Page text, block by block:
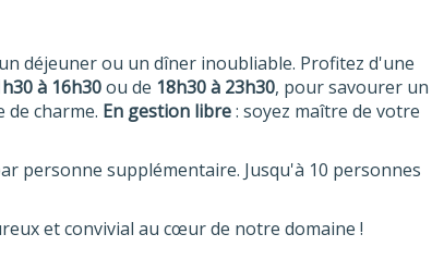
déjeuner ou un dîner inoubliable. Profitez d'une
à 16h30ou de 18h30 à 23h30, pour savourer un
charme. En gestion libre: soyez maître de votre
personne supplémentaire. Jusqu'à 10 personnes
et convivial au cœur de notre domaine !